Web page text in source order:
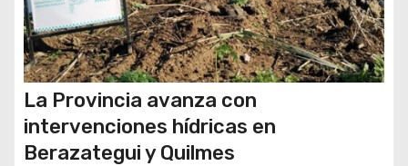
s
La Provincia avanza con
intervenciones hídricas en
Berazategui y Quilmes